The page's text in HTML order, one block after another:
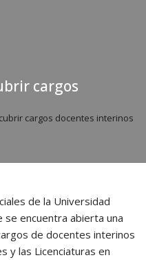
cargos
cargos docentes interinos
de la Universidad
se encuentra abierta una
de docentes interinos
y las Licenciaturas en